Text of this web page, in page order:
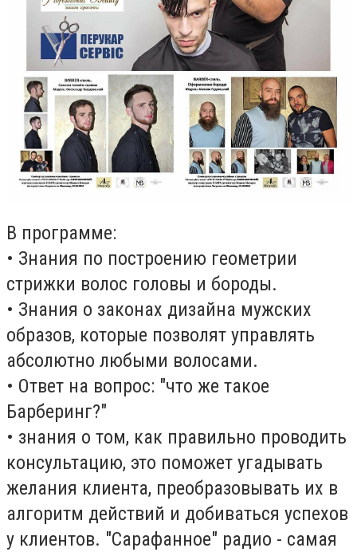
В программе:
• Знания по построению геометрии
стрижки волос головы и бороды.
• Знания о законах дизайна мужских
образов, которые позволят управлять
абсолютно любыми волосами.
• Ответ на вопрос: "что же такое
Барберинг?"
• знания о том, как правильно проводить
консультацию, это поможет угадывать
желания клиента, преобразовывать их в
алгоритм действий и добиваться успехов
у клиентов. "Сарафанное" радио - самая